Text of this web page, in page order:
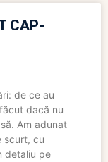
CAP-
de ce au
dacă nu
Am adunat
scurt, cu
detaliu pe